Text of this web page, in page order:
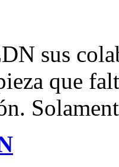
sus
que